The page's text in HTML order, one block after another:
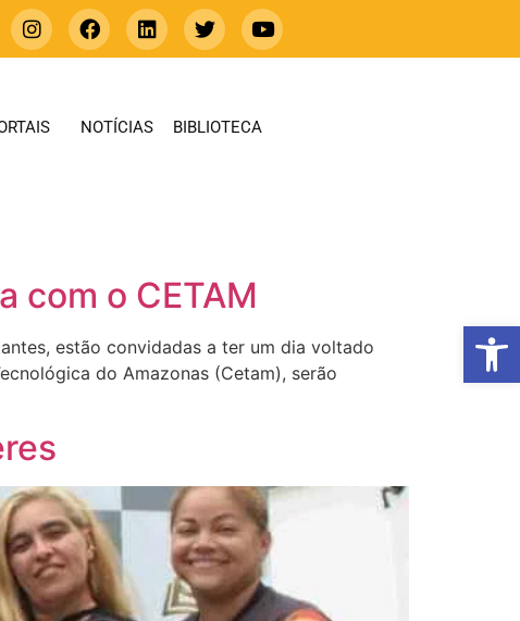
Abrir
NOTÍCIAS BIBLIOTECA
com o CETAM
estão convidadas a ter um dia voltado
do Amazonas (Cetam), serão